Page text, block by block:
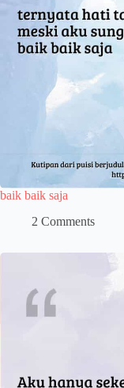
baik baik saja
2 Comments